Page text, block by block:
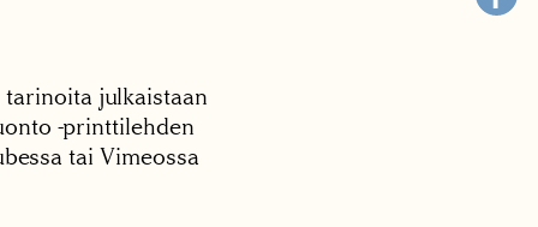
julkaistaan
-printtilehden
tai Vimeossa